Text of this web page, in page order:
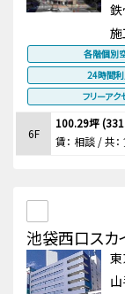
鉄
施
各階個別
24時間
フリーアク
6F
100.29坪
賃： 相談 / 共
池袋西口スカ
東